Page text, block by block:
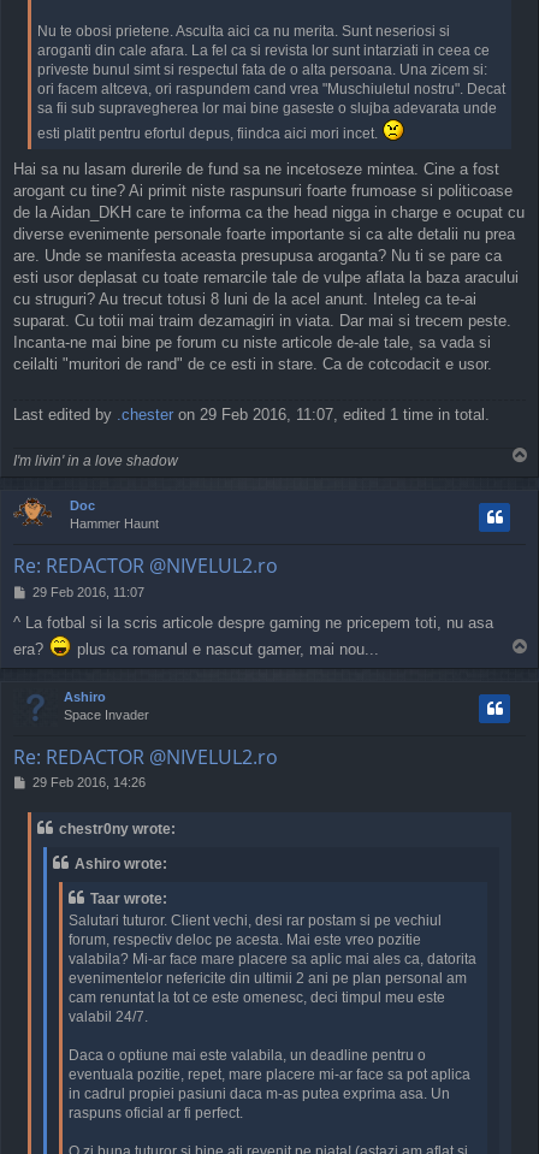
Nu te obosi prietene. Asculta aici ca nu merita. Sunt neseriosi si
aroganti din cale afara. La fel ca si revista lor sunt intarziati in ceea ce
priveste bunul simt si respectul fata de o alta persoana. Una zicem si:
ori facem altceva, ori raspundem cand vrea "Muschiuletul nostru". Decat
sa fii sub supravegherea lor mai bine gaseste o slujba adevarata unde
esti platit pentru efortul depus, fiindca aici mori incet.
Hai sa nu lasam durerile de fund sa ne incetoseze mintea. Cine a fost
arogant cu tine? Ai primit niste raspunsuri foarte frumoase si politicoase
de la Aidan_DKH care te informa ca the head nigga in charge e ocupat cu
diverse evenimente personale foarte importante si ca alte detalii nu prea
are. Unde se manifesta aceasta presupusa aroganta? Nu ti se pare ca
esti usor deplasat cu toate remarcile tale de vulpe aflata la baza aracului
cu struguri? Au trecut totusi 8 luni de la acel anunt. Inteleg ca te-ai
suparat. Cu totii mai traim dezamagiri in viata. Dar mai si trecem peste.
Incanta-ne mai bine pe forum cu niste articole de-ale tale, sa vada si
ceilalti "muritori de rand" de ce esti in stare. Ca de cotcodacit e usor.
Last edited by .chester on 29 Feb 2016, 11:07, edited 1 time in total.
I'm livin' in a love shadow
Doc
Hammer Haunt
Re: REDACTOR @NIVELUL2.ro
P
s
t
29 Feb 2016, 11:07
^ La fotbal si la scris articole despre gaming ne pricepem toti, nu asa
era?
plus ca romanul e nascut gamer, mai nou...
o
Ashiro
Space Invader
Re: REDACTOR @NIVELUL2.ro
P29 Feb 2016, 14:26
chestr0ny wrote:
Ashiro wrote:
Taar wrote:
Salutari tuturor. Client vechi, desi rar postam si pe vechiul
forum, respectiv deloc pe acesta. Mai este vreo pozitie
valabila? Mi-ar face mare placere sa aplic mai ales ca, datorita
evenimentelor nefericite din ultimii 2 ani pe plan personal am
cam renuntat la tot ce este omenesc, deci timpul meu este
valabil 24/7.
Daca o optiune mai este valabila, un deadline pentru o
eventuala pozitie, repet, mare placere mi-ar face sa pot aplica
in cadrul propiei pasiuni daca m-as putea exprima asa. Un
raspuns oficial ar fi perfect.